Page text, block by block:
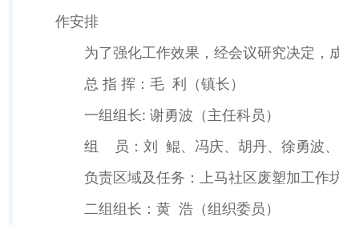
作安排
为了强化工作效果，经会议研究决定，
总 指 挥：毛 利（镇长）
一组组长: 谢勇波（主任科员）
组 员：刘 鲲、冯庆、胡丹、徐勇波、
负责区域及任务：上马社区废塑加工作
二组组长：黄 浩（组织委员）